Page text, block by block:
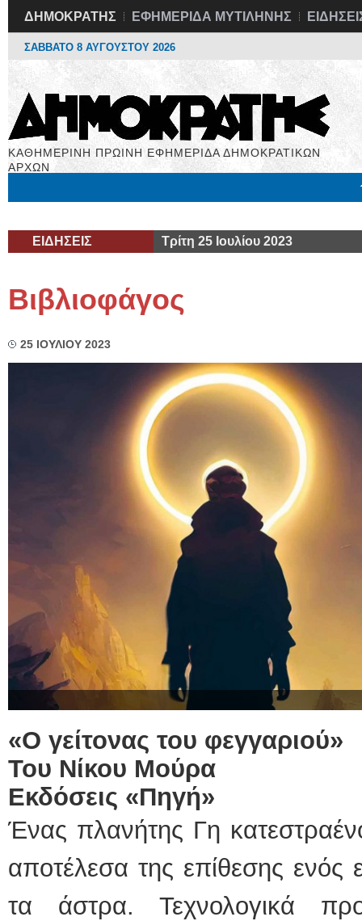
ΔΗΜΟΚΡΑΤΗΣ ΕΦΗΜΕΡΙΔΑ ΜΥΤΙΛΗΝΗΣ
ΣΑΒΒΑΤΟ 8 ΑΥΓΟΥΣΤΟΥ 2026
ΚΑΘΗΜΕΡΙΝΗ ΠΡΩΙΝΗ ΕΦΗΜΕΡΙΔΑ ΔΗΜΟΚΡΑΤΙΚΩΝ
ΑΡΧΩΝ
ΕΙΔΗΣΕΙΣ Τρίτη 25 Ιουλίου 2023
Βιβλιοφάγος
25 ΙΟΥΛΙΟΥ 2023
«Ο γείτονας του φεγγαριού»
Του Νίκου Μούρα
Εκδόσεις «Πηγή»
Ένας πλανήτης Γη
αποτέλεσα της επίθεσης
τα άστρα. Τεχνολογικά